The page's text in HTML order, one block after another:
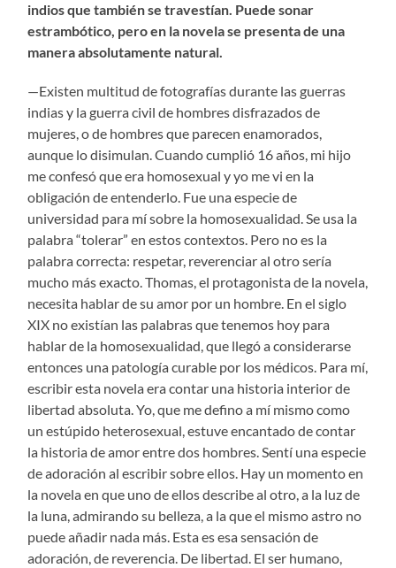
indios que también se travestían. Puede sonar
estrambótico, pero en la novela se presenta de una
manera absolutamente natural.
—Existen multitud de fotografías durante las guerras
indias y la guerra civil de hombres disfrazados de
mujeres, o de hombres que parecen enamorados,
aunque lo disimulan. Cuando cumplió 16 años, mi hijo
me confesó que era homosexual y yo me vi en la
obligación de entenderlo. Fue una especie de
universidad para mí sobre la homosexualidad. Se usa la
palabra “tolerar” en estos contextos. Pero no es la
palabra correcta: respetar, reverenciar al otro sería
mucho más exacto. Thomas, el protagonista de la novela,
necesita hablar de su amor por un hombre. En el siglo
XIX no existían las palabras que tenemos hoy para
hablar de la homosexualidad, que llegó a considerarse
entonces una patología curable por los médicos. Para mí,
escribir esta novela era contar una historia interior de
libertad absoluta. Yo, que me defino a mí mismo como
un estúpido heterosexual, estuve encantado de contar
la historia de amor entre dos hombres. Sentí una especie
de adoración al escribir sobre ellos. Hay un momento en
la novela en que uno de ellos describe al otro, a la luz de
la luna, admirando su belleza, a la que el mismo astro no
puede añadir nada más. Esta es esa sensación de
adoración, de reverencia. De libertad. El ser humano,